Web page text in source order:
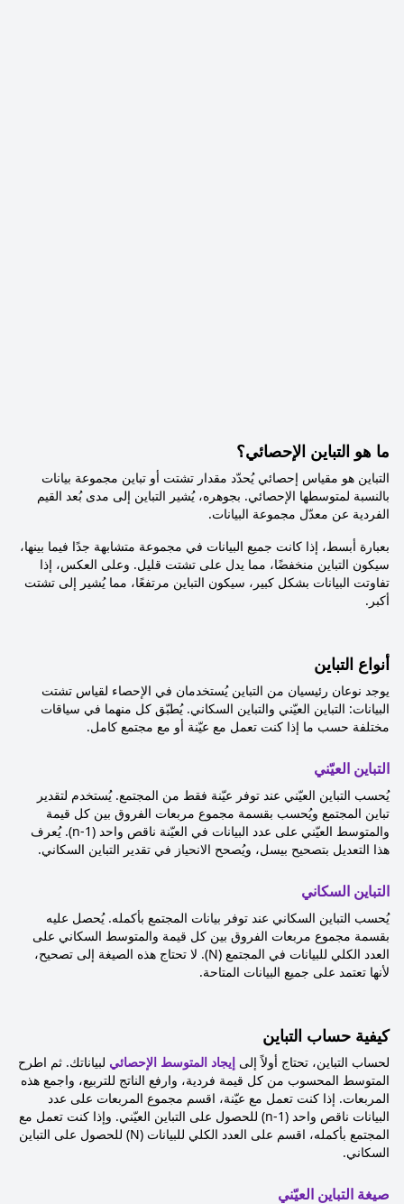
ما هو التباين الإحصائي؟
التباين هو مقياس إحصائي يُحدّد مقدار تشتت أو تباين مجموعة بيانات
بالنسبة لمتوسطها الإحصائي. بجوهره، يُشير التباين إلى مدى بُعد القيم
الفردية عن معدّل مجموعة البيانات.
بعبارة أبسط، إذا كانت جميع البيانات في مجموعة متشابهة جدًا فيما بينها،
سيكون التباين منخفضًا، مما يدل على تشتت قليل. وعلى العكس، إذا
تفاوتت البيانات بشكل كبير، سيكون التباين مرتفعًا، مما يُشير إلى تشتت
أكبر.
أنواع التباين
يوجد نوعان رئيسيان من التباين يُستخدمان في الإحصاء لقياس تشتت
البيانات: التباين العيّني والتباين السكاني. يُطبّق كل منهما في سياقات
مختلفة حسب ما إذا كنت تعمل مع عيّنة أو مع مجتمع كامل.
التباين العيّني
يُحسب التباين العيّني عند توفر عيّنة فقط من المجتمع. يُستخدم لتقدير
تباين المجتمع ويُحسب بقسمة مجموع مربعات الفروق بين كل قيمة
والمتوسط العيّني على عدد البيانات في العيّنة ناقص واحد (n-1). يُعرف
هذا التعديل بتصحيح بيسل، ويُصحح الانحياز في تقدير التباين السكاني.
التباين السكاني
يُحسب التباين السكاني عند توفر بيانات المجتمع بأكمله. يُحصل عليه
بقسمة مجموع مربعات الفروق بين كل قيمة والمتوسط السكاني على
العدد الكلي للبيانات في المجتمع (N). لا تحتاج هذه الصيغة إلى تصحيح،
لأنها تعتمد على جميع البيانات المتاحة.
كيفية حساب التباين
لحساب التباين، تحتاج أولاً إلى إيجاد المتوسط الإحصائي لبياناتك. ثم اطرح
المتوسط المحسوب من كل قيمة فردية، وارفع الناتج للتربيع، واجمع هذه
المربعات. إذا كنت تعمل مع عيّنة، اقسم مجموع المربعات على عدد
البيانات ناقص واحد (n-1) للحصول على التباين العيّني. وإذا كنت تعمل مع
المجتمع بأكمله، اقسم على العدد الكلي للبيانات (N) للحصول على التباين
السكاني.
صيغة التباين العيّني